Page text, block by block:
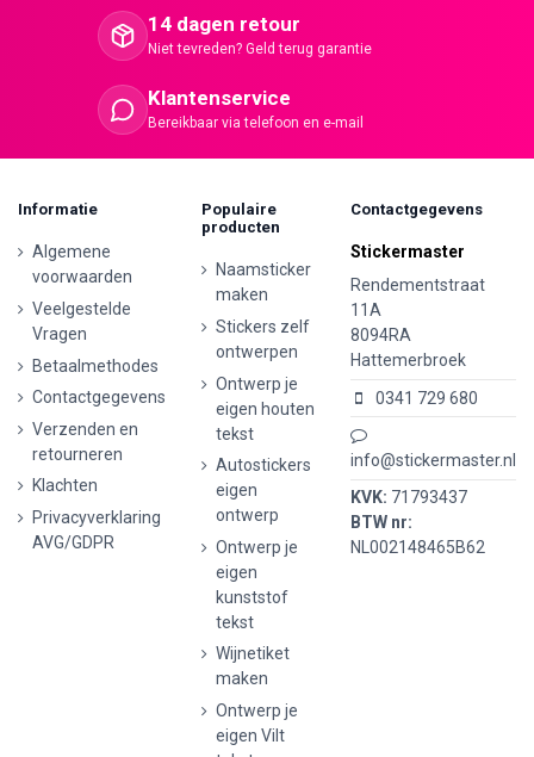
14 dagen retour
Niet tevreden? Geld terug garantie
Klantenservice
Bereikbaar via telefoon en e-mail
Informatie
Algemene
voorwaarden
Veelgestelde
Vragen
Betaalmethodes
Contactgegevens
Verzenden en
retourneren
Klachten
Privacyverklaring
AVG/GDPR
Populaire
producten
Naamsticker
maken
Stickers zelf
ontwerpen
Ontwerp je
eigen houten
tekst
Autostickers
eigen
ontwerp
Ontwerp je
eigen
kunststof
tekst
Wijnetiket
maken
Ontwerp je
eigen Vilt
Contactgegevens
Stickermaster
Rendementstraat
11A
8094RA
Hattemerbroek
0341 729 680
info@stickermaster.nl
KVK: 71793437
BTW nr:
NL002148465B62